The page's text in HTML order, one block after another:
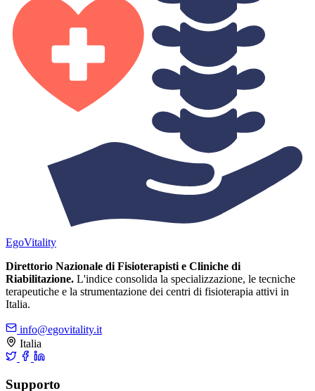
EgoVitality
Direttorio Nazionale di Fisioterapisti e Cliniche di
Riabilitazione. L'indice consolida la specializzazione, le tecniche
terapeutiche e la strumentazione dei centri di fisioterapia attivi in
Italia.
info@egovitality.it
Italia
Supporto